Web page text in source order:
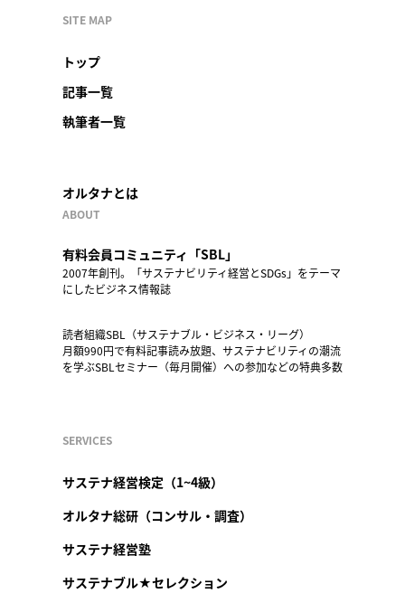
SITE MAP
トップ
記事一覧
執筆者一覧
オルタナとは
ABOUT
有料会員コミュニティ「SBL」
2007年創刊。「サステナビリティ経営とSDGs」をテーマ
にしたビジネス情報誌
読者組織SBL（サステナブル・ビジネス・リーグ）
月額990円で有料記事読み放題、サステナビリティの潮流
を学ぶSBLセミナー（毎月開催）への参加などの特典多数
SERVICES
サステナ経営検定（1~4級）
オルタナ総研（コンサル・調査）
サステナ経営塾
サステナブル★セレクション